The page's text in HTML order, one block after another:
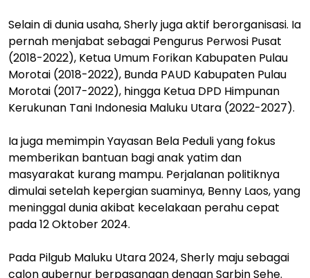
Selain di dunia usaha, Sherly juga aktif berorganisasi. Ia
pernah menjabat sebagai Pengurus Perwosi Pusat
(2018-2022), Ketua Umum Forikan Kabupaten Pulau
Morotai (2018-2022), Bunda PAUD Kabupaten Pulau
Morotai (2017-2022), hingga Ketua DPD Himpunan
Kerukunan Tani Indonesia Maluku Utara (2022-2027).
Ia juga memimpin Yayasan Bela Peduli yang fokus
memberikan bantuan bagi anak yatim dan
masyarakat kurang mampu. Perjalanan politiknya
dimulai setelah kepergian suaminya, Benny Laos, yang
meninggal dunia akibat kecelakaan perahu cepat
pada 12 Oktober 2024.
Pada Pilgub Maluku Utara 2024, Sherly maju sebagai
calon gubernur berpasangan dengan Sarbin Sehe.